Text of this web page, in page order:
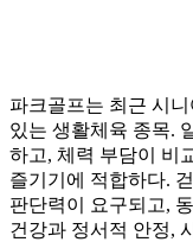
파크골프는 최근 시
있는 생활체육 종목.
하고, 체력 부담이 비
즐기기에 적합하다.
판단력이 요구되고,
건강과 정서적 안정,